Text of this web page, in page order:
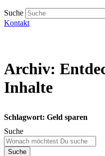
Suche
Kontakt
Archiv:
Inhalte
Schlagwort: Geld sparen
Suche
Suche